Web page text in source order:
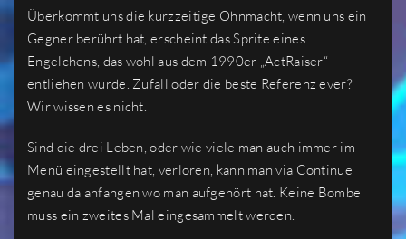
Überkommt uns die kurzzeitige Ohnmacht, wenn uns ein
Gegner berührt hat, erscheint das Sprite eines
Engelchens, das wohl aus dem 1990er „ActRaiser“
entliehen wurde. Zufall oder die beste Referenz ever?
Wir wissen es nicht.
Sind die drei Leben, oder wie viele man auch immer im
Menü eingestellt hat, verloren, kann man via Continue
genau da anfangen wo man aufgehört hat. Keine Bombe
muss ein zweites Mal eingesammelt werden.